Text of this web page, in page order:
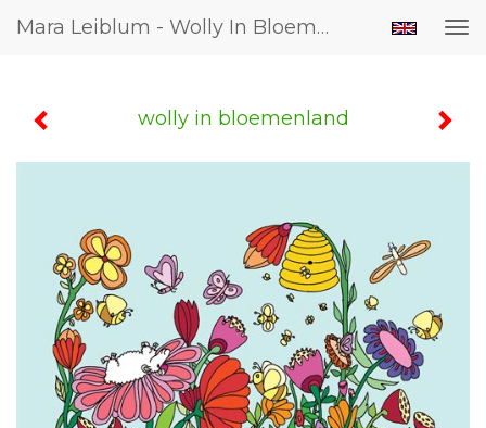
Mara Leiblum - Wolly In Bloemenland
wolly in bloemenland